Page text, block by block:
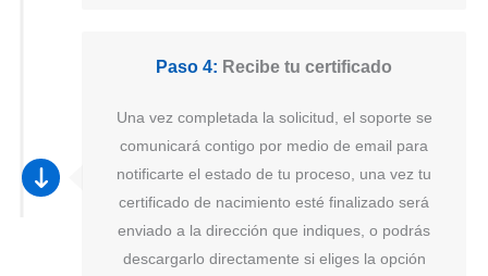
Paso 4: Recibe tu certificado
Una vez completada la solicitud, el soporte se
comunicará contigo por medio de email para
notificarte el estado de tu proceso, una vez tu
certificado de nacimiento esté finalizado será
enviado a la dirección que indiques, o podrás
descargarlo directamente si eliges la opción